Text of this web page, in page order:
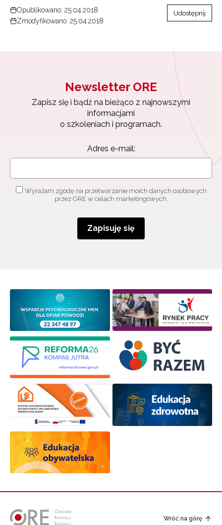
Opublikowano: 25.04.2018
Zmodyfikowano: 25.04.2018
Udostępnij
Newsletter ORE
Zapisz się i bądź na bieżąco z najnowszymi
informacjami
o szkoleniach i programach.
Adres e-mail:
Wyrażam zgodę na przetwarzanie moich danych osobowych
przez ORE w celach marketingowych.
Zapisuję się
Wróć na górę
Wyrażam zgodę na przetwarzanie moich danych